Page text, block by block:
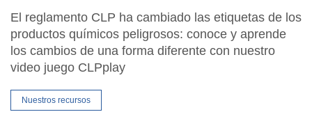
El reglamento CLP ha cambiado las etiquetas de los
productos químicos peligrosos: conoce y aprende
los cambios de una forma diferente con nuestro
video juego CLPplay
Nuestros recursos